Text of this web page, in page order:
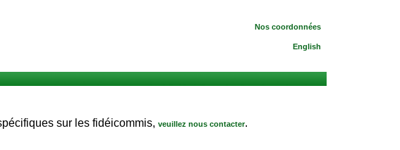
Nos coordonnées
English
sur les fidéicommis, veuillez nous contacter.